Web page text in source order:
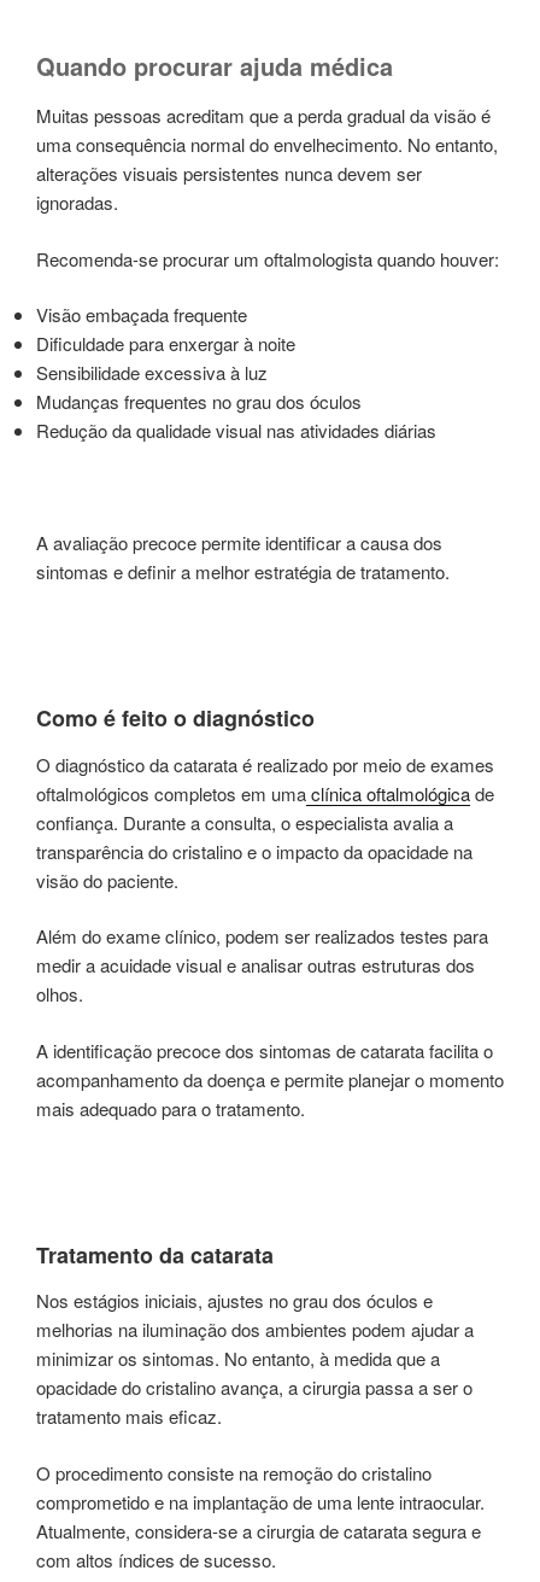
Quando procurar ajuda médica
Muitas pessoas acreditam que a perda gradual da visão é
uma consequência normal do envelhecimento. No entanto,
alterações visuais persistentes nunca devem ser
ignoradas.
Recomenda-se procurar um oftalmologista quando houver:
Visão embaçada frequente
Dificuldade para enxergar à noite
Sensibilidade excessiva à luz
Mudanças frequentes no grau dos óculos
Redução da qualidade visual nas atividades diárias
A avaliação precoce permite identificar a causa dos
sintomas e definir a melhor estratégia de tratamento.
Como é feito o diagnóstico
O diagnóstico da catarata é realizado por meio de exames
oftalmológicos completos em umaclínica oftalmológicade
confiança. Durante a consulta, o especialista avalia a
transparência do cristalino e o impacto da opacidade na
visão do paciente.
Além do exame clínico, podem ser realizados testes para
medir a acuidade visual e analisar outras estruturas dos
olhos.
A identificação precoce dos sintomas de catarata facilita o
acompanhamento da doença e permite planejar o momento
mais adequado para o tratamento.
Tratamento da catarata
Nos estágios iniciais, ajustes no grau dos óculos e
melhorias na iluminação dos ambientes podem ajudar a
minimizar os sintomas. No entanto, à medida que a
opacidade do cristalino avança, a cirurgia passa a ser o
tratamento mais eficaz.
O procedimento consiste na remoção do cristalino
comprometido e na implantação de uma lente intraocular.
Atualmente, considera-se a cirurgia de catarata segura e
com altos índices de sucesso.